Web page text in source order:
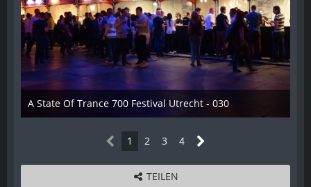
A State Of Trance 700 Festival Utrecht - 030
26. Februar 2015
1 2 3 4
TEILEN